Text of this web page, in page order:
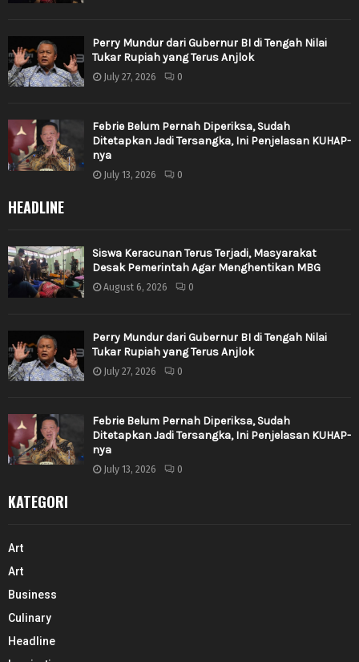
Perry Mundur dari Gubernur BI di Tengah Nilai
Tukar Rupiah yang Terus Anjlok
July 27, 2026 0
Febrie Belum Pernah Diperiksa, Sudah
Ditetapkan Jadi Tersangka, Ini Penjelasan KUHAP-
nya
July 13, 2026 0
HEADLINE
Siswa Keracunan Terus Terjadi, Masyarakat
Desak Pemerintah Agar Menghentikan MBG
August 6, 2026 0
Perry Mundur dari Gubernur BI di Tengah Nilai
Tukar Rupiah yang Terus Anjlok
July 27, 2026 0
Febrie Belum Pernah Diperiksa, Sudah
Ditetapkan Jadi Tersangka, Ini Penjelasan KUHAP-
nya
July 13, 2026 0
KATEGORI
Art
Art
Business
Culinary
Headline